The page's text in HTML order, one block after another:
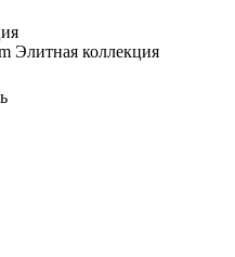
Элитная коллекция